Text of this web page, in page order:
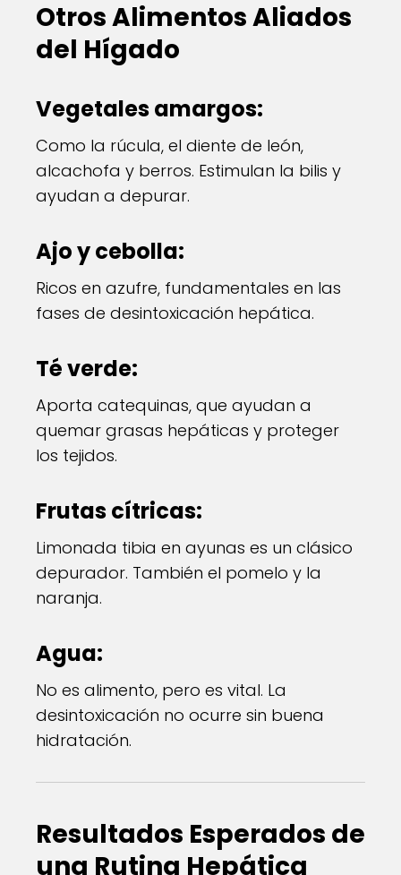
Otros Alimentos Aliados
del Hígado
Vegetales amargos:
Como la rúcula, el diente de león,
alcachofa y berros. Estimulan la bilis y
ayudan a depurar.
Ajo y cebolla:
Ricos en azufre, fundamentales en las
fases de desintoxicación hepática.
Té verde:
Aporta catequinas, que ayudan a
quemar grasas hepáticas y proteger
los tejidos.
Frutas cítricas:
Limonada tibia en ayunas es un clásico
depurador. También el pomelo y la
naranja.
Agua:
No es alimento, pero es vital. La
desintoxicación no ocurre sin buena
hidratación.
Resultados Esperados de
una Rutina Hepática